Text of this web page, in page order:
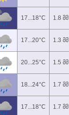
17...18°C 1.8 მმ
17...20°C 1.3 მმ
20...25°C 1.5 მმ
18...24°C 1.7 მმ
17...18°C 1.7 მმ